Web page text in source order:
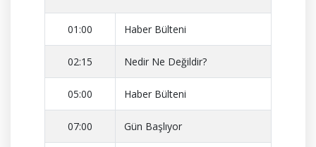
01:00 Haber Bülteni
02:15 Nedir Ne Değildir?
05:00 Haber Bülteni
07:00 Gün Başlıyor